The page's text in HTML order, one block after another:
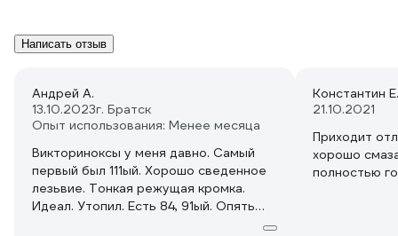
Написать отзыв
Андрей А.
13.10.2023г. Братск
Опыт использования: Менее месяца
Викториноксы у меня давно. Самый
первый был 111ый. Хорошо сведенное
лезьвие. Тонкая режущая кромка.
Идеал. Утопил. Есть 84, 91ый. Опять
Константин Е.
21.10.2021
Приходит
хорошо
полностью